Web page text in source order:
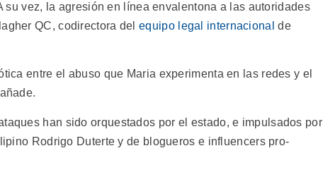
su vez, la agresión en línea envalentona a las autoridades
QC, codirectora delequipo legal internacional de
entre el abuso que Maria experimenta en las redes y el
han sido orquestados por el estado, e impulsados por
Rodrigo Duterte y de blogueros e influencers pro-